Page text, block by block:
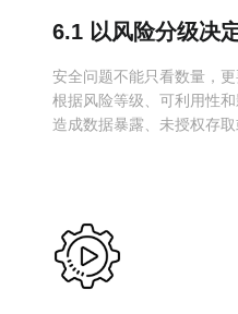
6.1 以风险分级决
安全问题不能只看数量，
根据风险等级、可利用性
造成数据暴露、未授权存取